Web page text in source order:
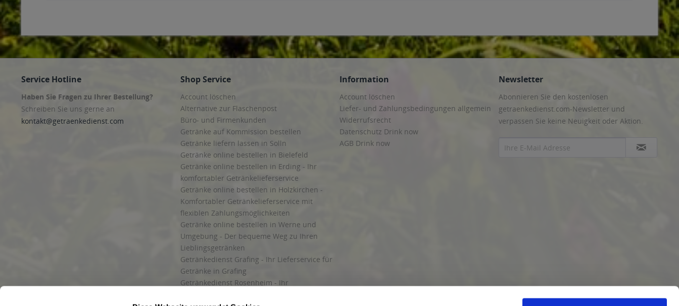
Service Hotline
Haben Sie Fragen zu Ihrer Bestellung?
Schreiben Sie uns gerne an
kontakt@getraenkedienst.com
Shop Service
Account löschen
Alternative zur Flaschenpost
Büro- und Firmenkunden
Getränke auf Kommission bestellen
Getränke liefern lassen in Solln
Getränke online bestellen in Bielefeld
Getränke online bestellen in Erding - Ihr
komfortabler Getränkelieferservice
Getränke online bestellen in Holzkirchen -
Komfortabler Getränkelieferservice mit
flexiblen Zahlungsmöglichkeiten
Getränke online bestellen in Werne und
Umgebung - Der bequeme Weg zu Ihren
Lieblingsgetränken
Getränkedienst Grafing - Ihr Lieferservice für
Getränke in Grafing
Getränkedienst Rosenheim - Ihr
Information
Account löschen
Liefer- und Zahlungsbedingungen allgemein
Widerrufsrecht
Datenschutz Drink now
AGB Drink now
Newsletter
Abonnieren Sie den kostenlosen
getraenkedienst.com-Newsletter und
verpassen Sie keine Neuigkeit oder Aktion.